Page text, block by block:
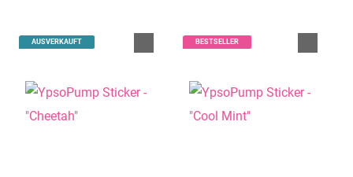
AUSVERKAUFT BESTSELLER